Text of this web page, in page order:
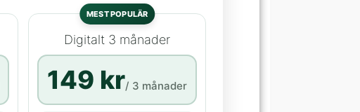
MEST POPULÄR
Digitalt 3 månader
149 kr/ 3 månader